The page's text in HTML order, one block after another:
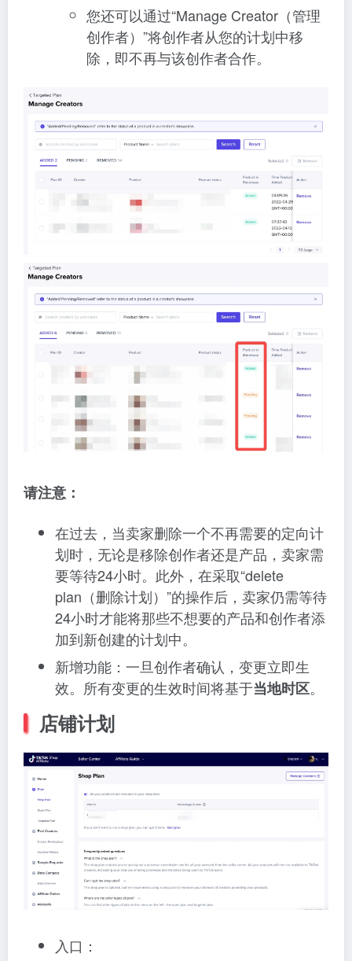
您还可以通过“Manage Creator（管理
创作者）”将创作者从您的计划中移
除，即不再与该创作者合作。
请注意：
在过去，当卖家删除一个不再需要的定向计
划时，无论是移除创作者还是产品，卖家需
要等待24小时。此外，在采取“delete
plan（删除计划）”的操作后，卖家仍需等待
24小时才能将那些不想要的产品和创作者添
加到新创建的计划中。
新增功能：一旦创作者确认，变更立即生
效。所有变更的生效时间将基于当地时区。
店铺计划
入口：